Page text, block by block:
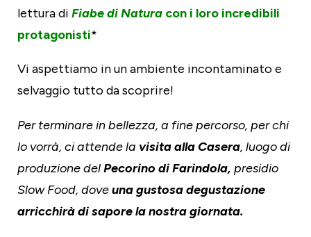
lettura di Fiabe di Natura con i loro incredibili
protagonisti*
Vi aspettiamo in un ambiente incontaminato e
selvaggio tutto da scoprire!
Per terminare in bellezza, a fine percorso, per chi
lo vorrà, ci attende la visita alla Casera, luogo di
produzione delPecorino di Farindola, presidio
Slow Food, doveuna gustosa degustazione
arricchirà di sapore la nostra giornata.